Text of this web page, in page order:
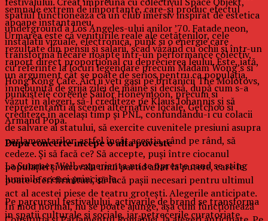
semnale extrem de importante, care-și produc efectul
apoape instantaneu.
Urmarea este că veniturile reale ale cetățenilor, cele
rezultate din pensii și salarii, scad văzând cu ochii și într-un
raport direct proporțional cu deprecierea leului. Este, iată,
un argument cât se poate de serios pentru ca populația,
înnebunită de grija zilei de mâine și decisă, după cum s-a
văzut în alegeri, să-l crediteze pe Klaus Iohannis și să
crediteze în același timp și PNL, confundându-i cu colacii
de salvare ai statului, să exercite cuvenitele presiuni asupra
parlamentarilor, astfel încât aceștia, rând pe rând, să
cedeze. Și să facă ce? Să accepte, puși între ciocanul
populației și nicovala unui partid aflat la putere, care le
poate oferi firmituri, să facă pașii necesari pentru ultimul
act al acestei piese de teatru grotești. Alegerile anticipate.
În mod normal, nu se poate ajunge, așa cum funcționează
spatiul functioneaza ca un club imersiv inspirat de estetica
underground a Los Angeles-ului anilor ’70. Fatade neon,
instalatii vizuale, electronica, punk si o energie care
transforma fiecare noapte intr-un performance colectiv,
cu referinte la locuri legendare precum Madam Wong’s si
Hong Kong Cafe. Aici ii veti gasi pe britanicii The Molotovs,
punkistele coreene Sailor Honeymoon, precum si
reprezentanti ai scenei alternative locale, Getchoo si
Armand Popa.
Dupa concerte incepe o alta poveste
La Summer Well, experienta nu se opreste cand se sting
luminile scenei principale.
Pe parcursul festivalului, activarile de brand se transforma
in spatii culturale si sociale, iar petrecerile curatoriate